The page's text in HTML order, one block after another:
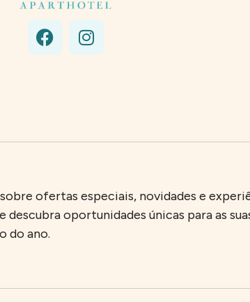
ofertas especiais, novidades e
descubra oportunidades únicas para as
do ano.